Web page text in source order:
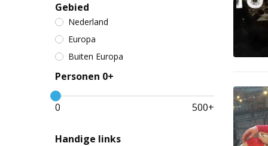
Gebied
Nederland
Europa
Buiten Europa
Personen 0+
0 500+
Handige links